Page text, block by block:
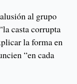
al grupo
casta corrupta
la forma en
“en cada